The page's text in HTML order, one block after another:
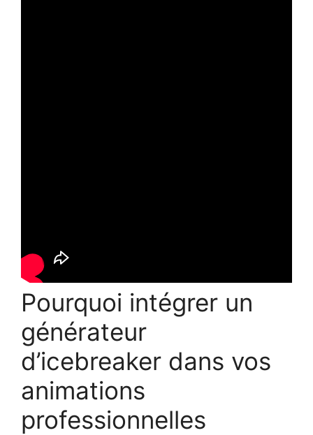
Pourquoi intégrer un
générateur
d’icebreaker dans vos
animations
professionnelles